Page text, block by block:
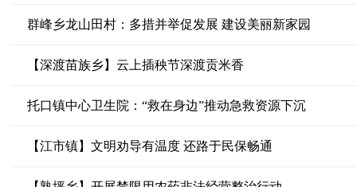
群峰乡龙山田村：多措并举促发展 建设美丽新家园
【深渡苗族乡】云上插秧节深渡贡米香
托口镇中心卫生院：“救在身边”推动急救资源下沉
【江市镇】文明劝导有温度 还路于民保畅通